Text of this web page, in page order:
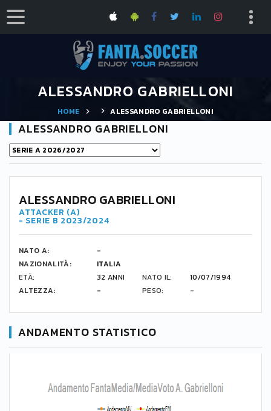
ALESSANDRO GABRIELLONI
HOME ALESSANDRO GABRIELLONI
ALESSANDRO GABRIELLONI
9
ALESSANDRO GABRIELLONI
ATTACKER (A)
- SERIE B 2023/2024
NATO A:
-
NAZIONALITÀ:
ITALIA
ETÀ:
32 ANNI NATO IL:
10/07/1994
ALTEZZA:
- PESO: -
ANDAMENTO STATISTICO